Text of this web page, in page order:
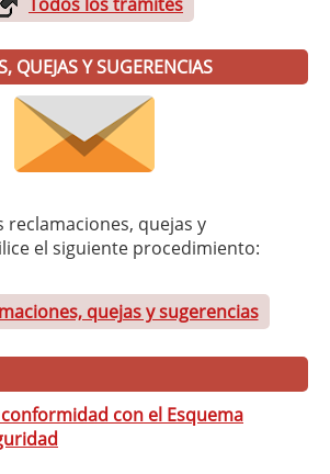
QUEJAS Y SUGERENCIAS
reclamaciones, quejas y
el siguiente procedimiento:
quejas y sugerencias
con el Esquema